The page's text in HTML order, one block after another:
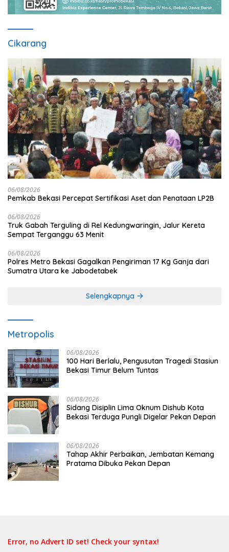
Cikarang
06/08/2026
Pemkab Bekasi Percepat Sertifikasi Aset dan Penataan LP2B
06/08/2026
Truk Gabah Terguling di Rel Kedungwaringin, Jalur Kereta
Sempat Terganggu 63 Menit
06/08/2026
Polres Metro Bekasi Gagalkan Pengiriman 17 Kg Ganja dari
Sumatra Utara ke Jabodetabek
Selengkapnya
Metropolis
06/08/2026
100 Hari Berlalu, Pengusutan Tragedi Stasiun
Bekasi Timur Belum Tuntas
06/08/2026
Sidang Disiplin Lima Oknum Dishub Kota
Bekasi Terduga Pungli Digelar Pekan Depan
06/08/2026
Tahap Akhir Perbaikan, Jembatan Kemang
Pratama Dibuka Pekan Depan
Error, no Advert ID set! Check your syntax!